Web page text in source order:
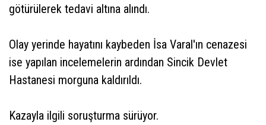
götürülerek tedavi altına alındı.
Olay yerinde hayatını kaybeden İsa Varal'ın cenazesi
ise yapılan incelemelerin ardından Sincik Devlet
Hastanesi morguna kaldırıldı.
Kazayla ilgili soruşturma sürüyor.